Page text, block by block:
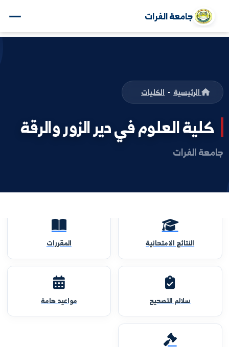
جامعة الفرات
الرئيسية-الكليات
العلوم في دير الزور والرقة
النتائج الامتحانية المقررات
سلالم التصحيح